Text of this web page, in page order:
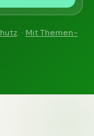
. · Mit Themen-